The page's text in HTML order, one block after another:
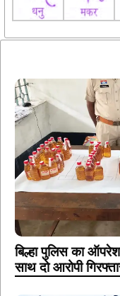
बिल्हा पुलिस का
साथ दो आरोपी